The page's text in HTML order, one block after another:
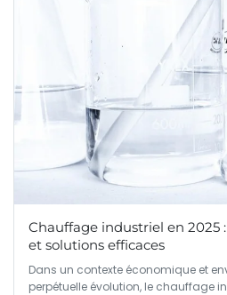
Chauffage industriel en 2025
et solutions efficaces
Dans un contexte économique et
perpétuelle évolution, le chauffage